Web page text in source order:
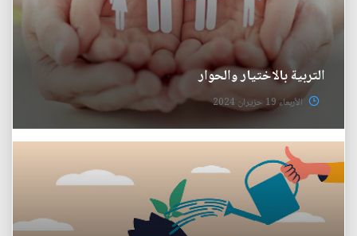
التربية بالاختيار والحوار
الأربعاء 19 حزيران 2024